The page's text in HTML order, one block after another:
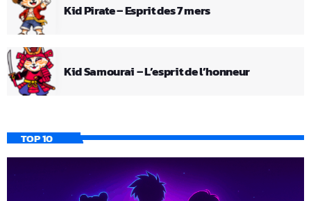
Kid Pirate – Esprit des 7 mers
Kid Samourai – L’esprit de l’honneur
TOP 10